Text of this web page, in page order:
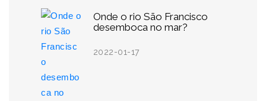
Onde o rio São Francisco
desemboca no mar?
2022-01-17